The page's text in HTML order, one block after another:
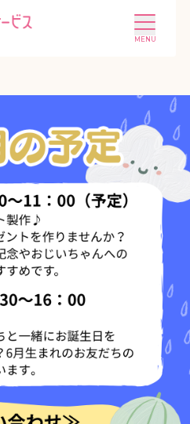
選ばれる理由
ニュース
採用情報